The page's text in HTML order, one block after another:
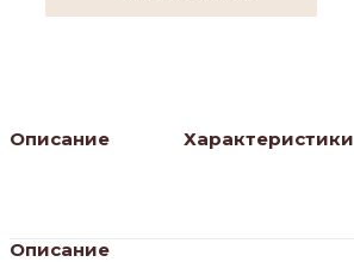
Описание Характеристики
Описание